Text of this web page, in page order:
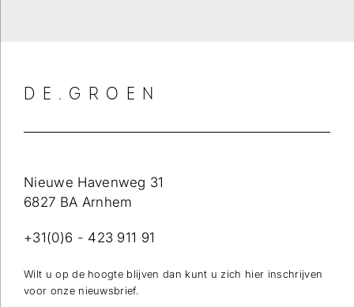
DE.GROEN
Nieuwe Havenweg 31
6827 BA Arnhem
+31(0)6 - 423 911 91
Wilt u op de hoogte blijven dan kunt u zich hier inschrijven
voor onze nieuwsbrief.